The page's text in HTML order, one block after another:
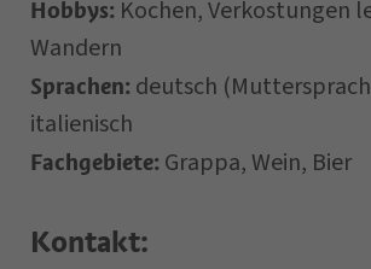
Hobbys: Kochen, Verkostungen
Wandern
Sprachen: deutsch
italienisch
Fachgebiete: Grappa, Wein, Bier
Kontakt:
Ihre Nachricht ...
Ich habe die